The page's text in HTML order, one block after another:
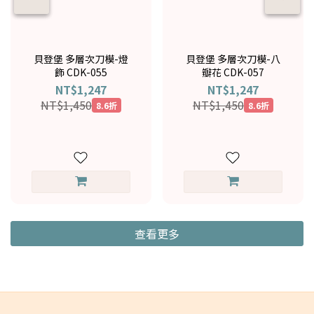
貝登堡 多層次刀模-燈
飾 CDK-055
NT$1,247
NT$1,450 8.6折
貝登堡 多層次刀模-八
瓣花 CDK-057
NT$1,247
NT$1,450 8.6折
查看更多